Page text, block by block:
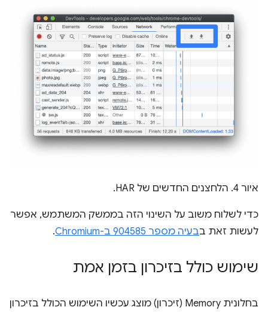
איור 4. הלחצנים החדשים של HAR.
כדי לשלוח משוב על השינוי הזה בממשק המשתמש, אפשר
לעשות זאת בבעיה מספר 904585 ב-Chromium .
שימוש כולל בזיכרון בזמן אמת
בחלונית Memory (זיכרון) מוצג עכשיו השימוש הכולל בזיכרון